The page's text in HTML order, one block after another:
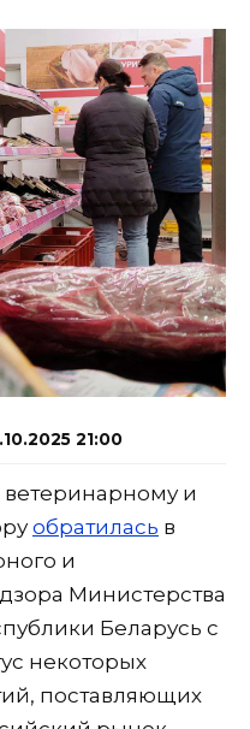
21:00
и
обратилась в
и
Министерства
Беларусь с
некоторых
поставляющих